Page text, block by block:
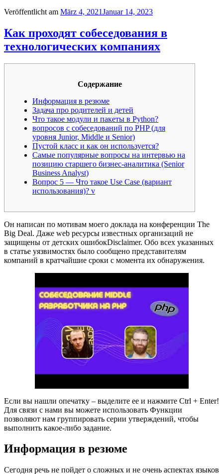
Veröffentlicht am März 4, 2021Januar 14, 2023
Как проходят собеседования в
технологических компаниях
Содержание
Информация в резюме
Задача про родителей и детей
Что такое модули и пакеты в Python?
вопросов с собеседований по PHP (для
уровня Junior, Middle и Senior)
Пустой класс и как он используется?
Самые популярные вопросы на интервью на
позицию старшего бизнес-аналитика (Senior
Business Analyst)
Вопрос 5 — Что такое Use Case (вариант
использования)? v
Он написан по мотивам моего доклада на конференции The
Big Deal. Даже web ресурсы известных организаций не
защищены от детских ошибокDisclaimer. Обо всех указанных
в статье уязвимостях было сообщено представителям
компаний в кратчайшие сроки с момента их обнаружения.
Если вы нашли опечатку – выделите ее и нажмите Ctrl + Enter!
Для связи с нами вы можете использовать Функции
позволяют нам группировать серии утверждений, чтобы
выполнить какое-либо задание.
Информация в резюме
Сегодня речь не пойдет о сложных и не очень аспектах языков